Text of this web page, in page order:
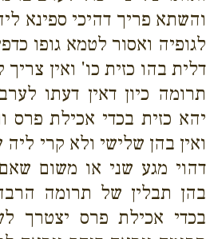
והשתא פריך דהיכי ספינא
לגופיה ואסור לטמא גופו
דלית בהו כזית כו' ואין
תרומה כיון דאין דעתו
יהא כזית בכדי אכילת פרס
ואין בהן שלישי ולא קרי
דהוי מגע שני או משום
בהן תבלין של תרומה
בכדי אכילת פרס יצטרך